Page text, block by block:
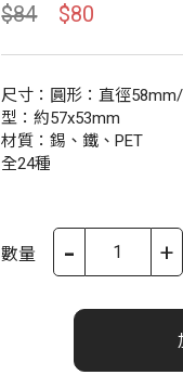
$84 $80
尺寸：圓形：直徑
型：約57x53mm
材質：錫、鐵、PET
全24種
數量 - +